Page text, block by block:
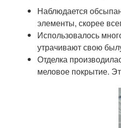
Наблюдается
элементы, скорее
Использовалось
утрачивают свою
Отделка
меловое покрытие.